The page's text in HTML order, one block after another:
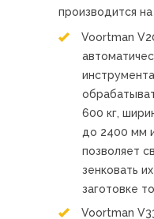
производится
Voortman
600 кг,
до 2400 мм
позволяет
зенковать
заготовке
Voortman